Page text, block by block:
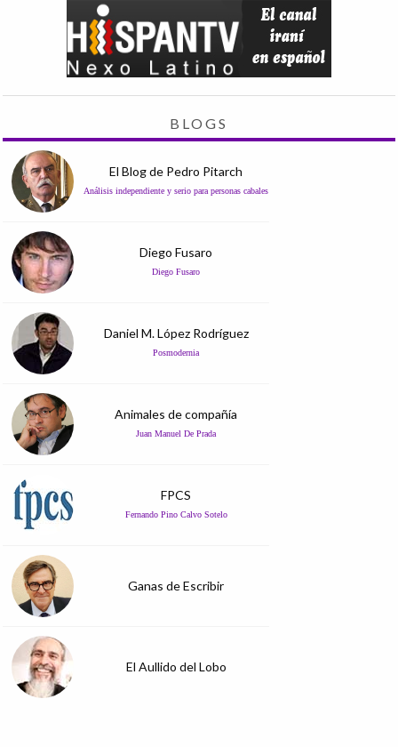
BLOGS
El Blog de Pedro Pitarch
Análisis independiente y serio para personas cabales
Diego Fusaro
Diego Fusaro
Daniel M. López Rodríguez
Posmodernia
Animales de compañía
Juan Manuel De Prada
FPCS
Fernando Pino Calvo Sotelo
Ganas de Escribir
El Aullido del Lobo